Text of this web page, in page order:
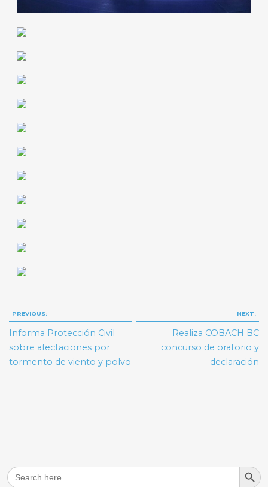
Navegación
de
entradas
PREVIOUS:
Informa Protección Civil
sobre afectaciones por
tormento de viento y polvo
NEXT:
Realiza COBACH BC
concurso de oratorio y
declaración
Search
for:
Search